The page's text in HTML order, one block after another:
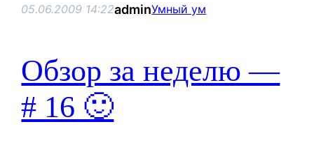
05.06.2009 14:22adminУмный ум
Обзор за неделю —
# 16 🙂